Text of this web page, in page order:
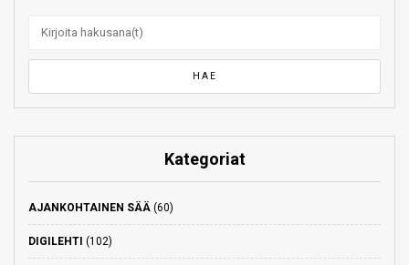
Kategoriat
AJANKOHTAINEN SÄÄ (60)
DIGILEHTI (102)